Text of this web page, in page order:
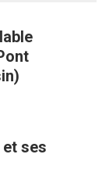
ses